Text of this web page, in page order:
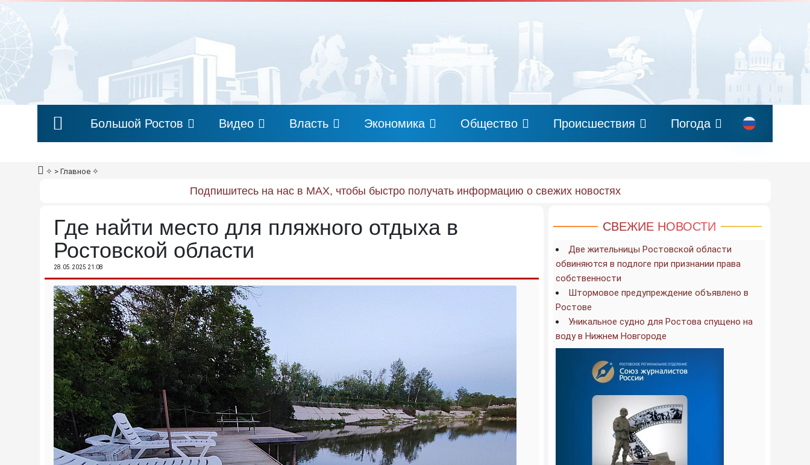
Большой Ростов Видео Власть Экономика Общество Происшествия Погода
✧ > Главное ✧
Подпишитесь на нас в MAX, чтобы быстро получать информацию о свежих новостях
Где найти место для пляжного отдыха в
Ростовской области
28.05.2025 21:08
СВЕЖИЕ НОВОСТИ
Две жительницы Ростовской области
обвиняются в подлоге при признании права
собственности
Штормовое предупреждение объявлено в
Ростове
Уникальное судно для Ростова спущено на
воду в Нижнем Новгороде